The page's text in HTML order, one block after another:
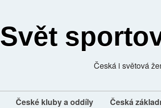
Svět
Česká i světová
České kluby a oddíly Česká